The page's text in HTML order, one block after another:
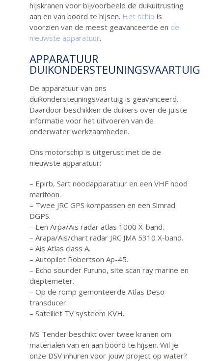
hijskranen voor bijvoorbeeld de duikuitrusting
aan en van boord te hijsen. Het schip is
voorzien van de meest geavanceerde en de
nieuwste apparatuur.
APPARATUUR
DUIKONDERSTEUNINGSVAARTUIG
De apparatuur van ons
duikondersteuningsvaartuig is geavanceerd.
Daardoor beschikken de duikers over de juiste
informatie voor het uitvoeren van de
onderwater werkzaamheden.
Ons motorschip is uitgerust met de de
nieuwste apparatuur:
– Epirb, Sart noodapparatuur en een VHF nood
marifoon.
– Twee JRC GPS kompassen en een Simrad
DGPS.
– Een Arpa/Ais radar atlas 1000 X-band.
– Arapa/Ais/chart radar JRC JMA 5310 X-band.
– Ais Atlas class A.
– Autopilot Robertson Ap-45.
– Echo sounder Furuno, site scan ray marine en
dieptemeter.
– Op de romp gemonteerde Atlas Deso
transducer.
– Satelliet TV systeem KVH.
MS Tender beschikt over twee kranen om
materialen van en aan boord te hijsen. Wil je
onze DSV inhuren voor jouw project op water?